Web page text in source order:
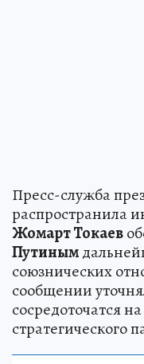
Пресс-служба
распространила
Жомарт Токаев
Путиным
союзнических
сообщении
сосредоточатся
стратегического